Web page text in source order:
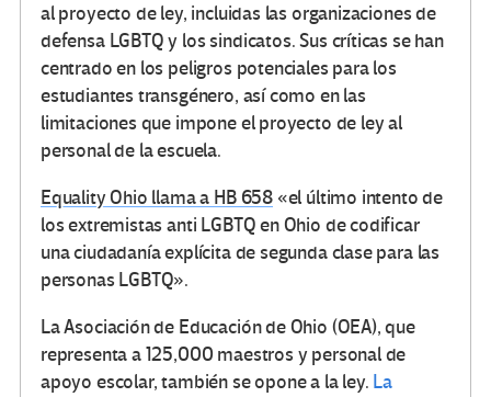
al proyecto de ley, incluidas las organizaciones de
defensa LGBTQ y los sindicatos. Sus críticas se han
centrado en los peligros potenciales para los
estudiantes transgénero, así como en las
limitaciones que impone el proyecto de ley al
personal de la escuela.
Equality Ohio llama a HB 658 «el último intento de
los extremistas anti LGBTQ en Ohio de codificar
una ciudadanía explícita de segunda clase para las
personas LGBTQ».
La Asociación de Educación de Ohio (OEA), que
representa a 125,000 maestros y personal de
apoyo escolar, también se opone a la ley. La